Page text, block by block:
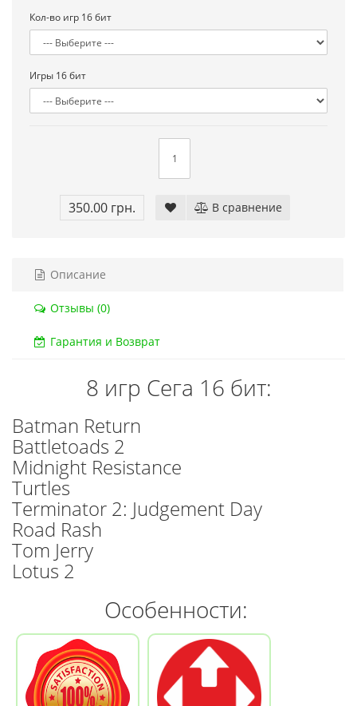
Купить! В 1 клік Купить!
Кол-во игр 16 бит
Игры 16 бит
350.00 грн. В сравнение
Описание
Отзывы (0)
Гарантия и Возврат
8 игр Сега 16 бит:
Batman Return
Battletoads 2
Midnight Resistance
Turtles
Terminator 2: Judgement Day
Road Rash
Tom Jerry
Lotus 2
Особенности: